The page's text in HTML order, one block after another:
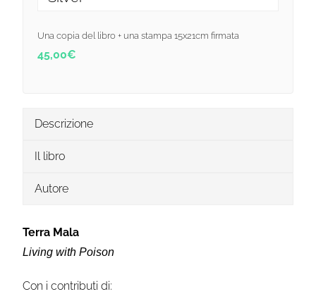
Una copia del libro + una stampa 15x21cm firmata
45,00€
Descrizione
Il libro
Autore
Terra Mala
Living with Poison
Con i contributi di: